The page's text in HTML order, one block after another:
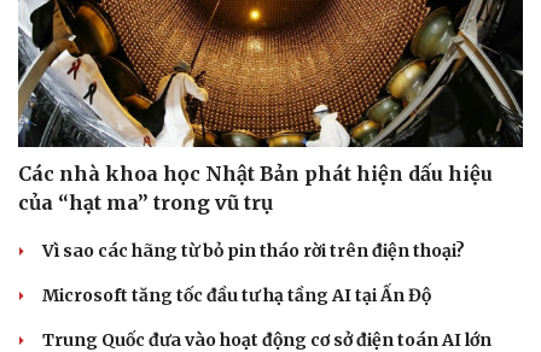
Các nhà khoa học Nhật Bản phát hiện dấu hiệu
của “hạt ma” trong vũ trụ
Vì sao các hãng từ bỏ pin tháo rời trên điện thoại?
Microsoft tăng tốc đầu tư hạ tầng AI tại Ấn Độ
Trung Quốc đưa vào hoạt động cơ sở điện toán AI lớn